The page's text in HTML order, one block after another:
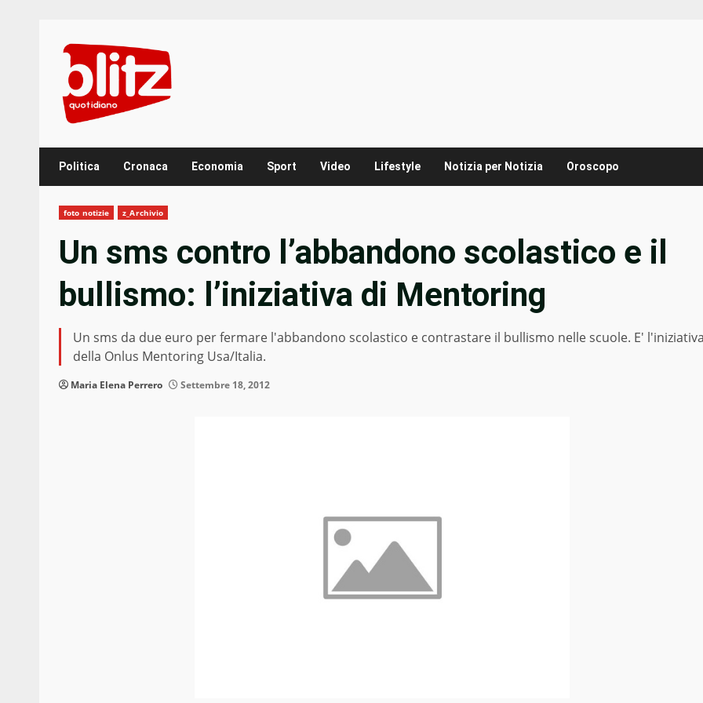
content
Politica Cronaca Economia Sport Video Lifestyle Notizia per Notizia Oroscopo
foto notizie z_Archivio
Un sms contro l’abbandono scolastico e il
bullismo: l’iniziativa di Mentoring
Un sms da due euro per fermare l'abbandono scolastico e contrastare il bullismo nelle scuole. E'
della Onlus Mentoring Usa/Italia.
Maria Elena Perrero Settembre 18, 2012